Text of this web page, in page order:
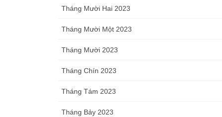
Tháng Mười Hai 2023
Tháng Mười Một 2023
Tháng Mười 2023
Tháng Chín 2023
Tháng Tám 2023
Tháng Bảy 2023